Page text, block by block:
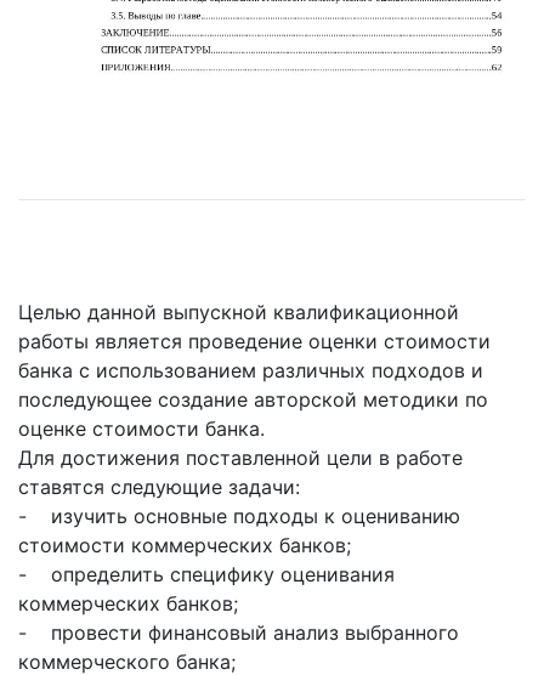
Целью данной выпускной квалификационной
работы является проведение оценки стоимости
банка с использованием различных подходов и
последующее создание авторской методики по
оценке стоимости банка.
Для достижения поставленной цели в работе
ставятся следующие задачи:
- изучить основные подходы к оцениванию
стоимости коммерческих банков;
- определить специфику оценивания
коммерческих банков;
- провести финансовый анализ выбранного
коммерческого банка;